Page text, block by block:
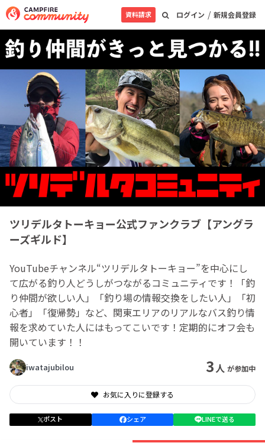
ログイン / 新規会員登録
資料請求
ツリデルタトーキョー公式ファンクラブ【アングラ
ーズギルド】
YouTubeチャンネル“ツリデルタトーキョー”を中心にし
て広がる釣り人どうしがつながるコミュニティです！「釣
り仲間が欲しい人」「釣り場の情報交換をしたい人」「初
心者」「復帰勢」など、関東エリアのリアルなバス釣り情
報を求めていた人にはもってこいです！定期的にオフ会も
開いています！！
iwatajubilou 3人 が参加中
お気に入りに登録する
ポスト シェア LINEで送る